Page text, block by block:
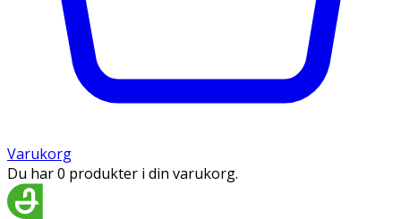
Varukorg
Du har 0 produkter i din varukorg.